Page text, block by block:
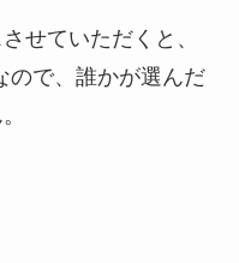
せていただくと、
ので、誰かが選んだ